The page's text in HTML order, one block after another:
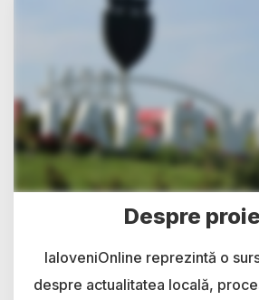
Despre
IaloveniOnline reprezintă o
despre actualitatea locală,